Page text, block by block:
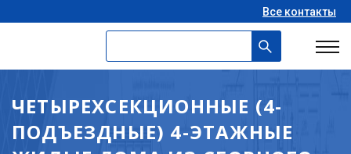
Все контакты
ЧЕТЫРЕХСЕКЦИОННЫЕ (4-
ПОДЪЕЗДНЫЕ) 4-ЭТАЖНЫЕ